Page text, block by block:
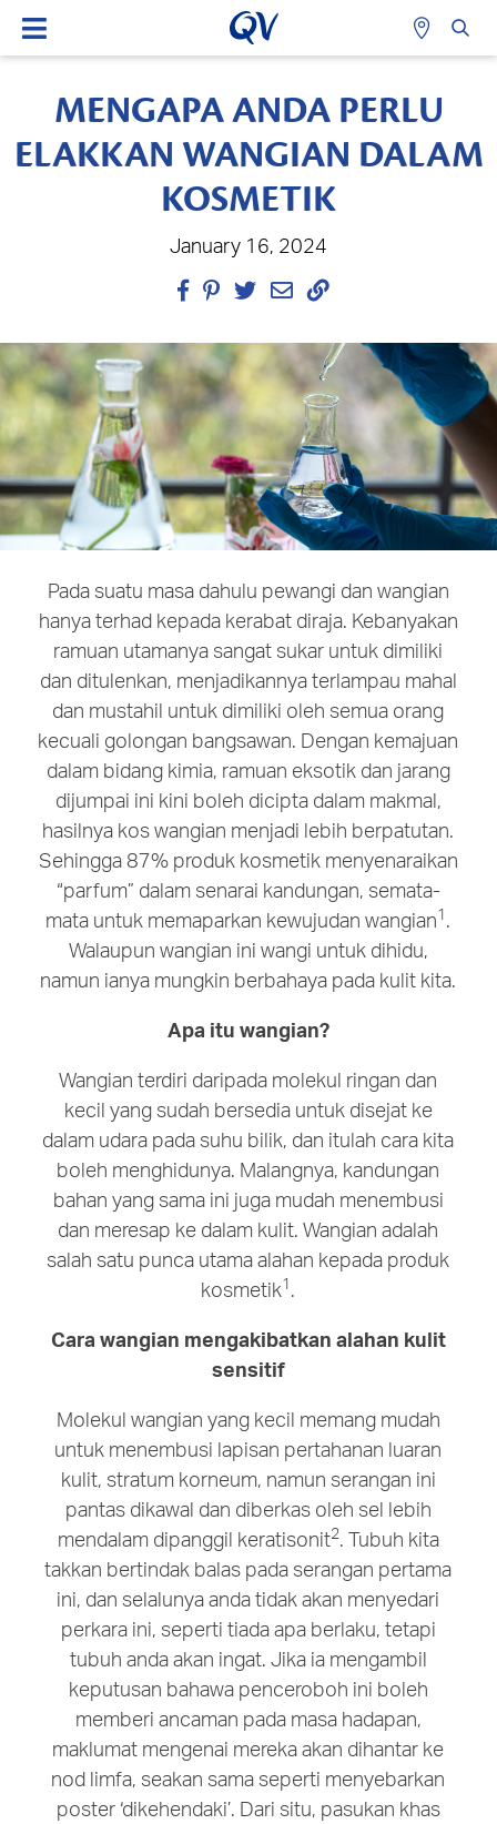
MENGAPA ANDA PERLU
ELAKKAN WANGIAN DALAM
KOSMETIK
January 16, 2024
Pada suatu masa dahulu pewangi dan wangian
hanya terhad kepada kerabat diraja. Kebanyakan
ramuan utamanya sangat sukar untuk dimiliki
dan ditulenkan, menjadikannya terlampau mahal
dan mustahil untuk dimiliki oleh semua orang
kecuali golongan bangsawan. Dengan kemajuan
dalam bidang kimia, ramuan eksotik dan jarang
dijumpai ini kini boleh dicipta dalam makmal,
hasilnya kos wangian menjadi lebih berpatutan.
Sehingga 87% produk kosmetik menyenaraikan
“parfum” dalam senarai kandungan, semata-
mata untuk memaparkan kewujudan wangian1.
Walaupun wangian ini wangi untuk dihidu,
namun ianya mungkin berbahaya pada kulit kita.
Apa itu wangian?
Wangian terdiri daripada molekul ringan dan
kecil yang sudah bersedia untuk disejat ke
dalam udara pada suhu bilik, dan itulah cara kita
boleh menghidunya. Malangnya, kandungan
bahan yang sama ini juga mudah menembusi
dan meresap ke dalam kulit. Wangian adalah
salah satu punca utama alahan kepada produk
kosmetik1.
Cara wangian mengakibatkan alahan kulit
sensitif
Molekul wangian yang kecil memang mudah
untuk menembusi lapisan pertahanan luaran
kulit, stratum korneum, namun serangan ini
pantas dikawal dan diberkas oleh sel lebih
mendalam dipanggil keratisonit2. Tubuh kita
takkan bertindak balas pada serangan pertama
ini, dan selalunya anda tidak akan menyedari
perkara ini, seperti tiada apa berlaku, tetapi
tubuh anda akan ingat. Jika ia mengambil
keputusan bahawa penceroboh ini boleh
memberi ancaman pada masa hadapan,
maklumat mengenai mereka akan dihantar ke
nod limfa, seakan sama seperti menyebarkan
poster ‘dikehendaki’. Dari situ, pasukan khas